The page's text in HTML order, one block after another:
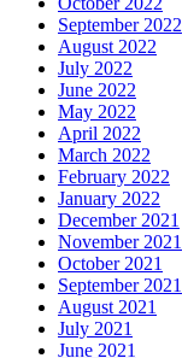
September 2022
August 2022
July 2022
June 2022
May 2022
April 2022
March 2022
February 2022
January 2022
December 2021
November 2021
October 2021
September 2021
August 2021
July 2021
June 2021